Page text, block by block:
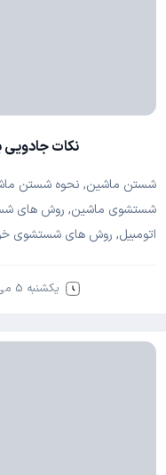
نکات
شستن ماشین, نحوه شستن
شستشوی ماشین, روش های
اتومبیل, روش های شستشوی
یکشنبه 5 می 2013